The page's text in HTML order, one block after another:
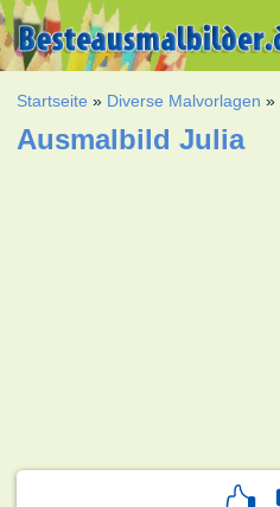
Startseite » Diverse Malvorlagen »
Ausmalbild Julia